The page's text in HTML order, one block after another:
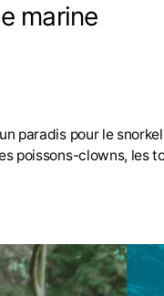
marine
paradis pour le
poissons-clowns,